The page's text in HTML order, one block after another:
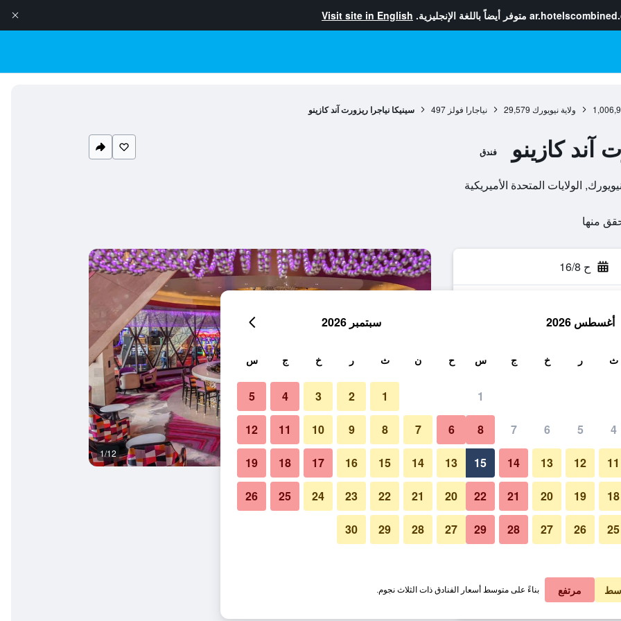
متوفر أيضاً باللغة الإنجليزية. Visit site in English
ولاية نيويورك 29,579 نياجارا فولز 497 سينيكا نياجرا ريزورت آند كازينو
آند كازينو فندق
ح 16/8
في الليلة
﷼ عرض الصفقة
﷼ عرض الصفقة
1/12
صور لـ سينيكا نياجرا ريزورت آند كازينو
أغسطس 2026
ث ر خ ج س
1
4
5
6
7
8
11
12
13
14
15
18
19
20
21
22
25
26
27
28
29
سبتمبر 2026
ح ن ث ر خ ج س
1
2
3
4
5
6
7
8
9
10
11
12
13
14
15
16
17
18
19
20
21
22
23
24
25
26
27
28
29
30
مرتفع بناءً على متوسط أسعار الفنادق ذات الثلاث نجوم.